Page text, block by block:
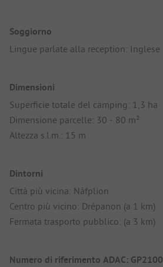
Soggiorno
Lingue parlate alla reception: Inglese
Dimensioni
Superficie totale del camping: 1,3 ha
Dimensione parcelle: 30 - 80 m²
Altezza s.l.m.: 15 m
Dintorni
Città più vicina: Náfplion
Centro più vicino: Drépanon (a 1 km)
Fermata trasporto pubblico: (a 3 km)
Numero di riferimento ADAC: GP2100